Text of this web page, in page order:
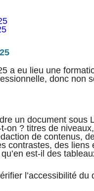
a eu lieu une
donc non
un document sous
on ? titres de
de contenus,
contrastes, des
est-il des
l’accessibilité du